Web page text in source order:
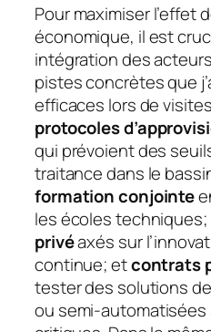
Pour maximiser l’effet
économique, il est
intégration des
pistes concrètes que
efficaces lors de
protocoles
qui prévoient des
traitance dans le
formation conjointe
les écoles techniques;
privéaxés sur
continue; etcontrats
tester des solutions
ou semi-